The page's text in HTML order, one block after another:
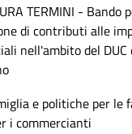
TERMINI - Bando
di contributi alle
nell'ambito del DUC
e politiche per le
i commercianti